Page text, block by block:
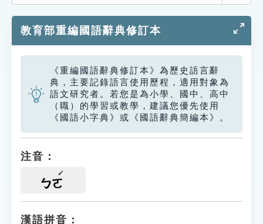
貓頭鷹博士
教育部重編國語辭典修訂本
《重編國語辭典修訂本》為歷史語言辭
典，主要記錄語言使用歷程，適用對象為
語文研究者。若您是為小學、國中、高中
（職）的學習或教學，建議您優先使用
《國語小字典》或《國語辭典簡編本》。
注音：
ㄅㄛ
漢語拼音：